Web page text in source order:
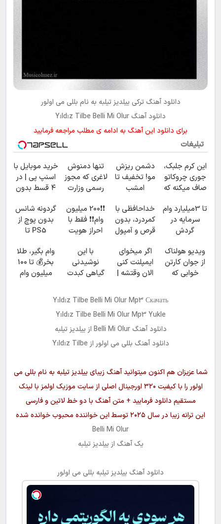
دانلود آهنگ ترکی ییلدیز تیلبه به نام بللی می اولور
دانلود آهنگ Yıldız Tilbe Belli Mi Olur
برای دانلود این آهنگ به ادامه ی مطلب مراجعه فرمایید
تبلیغات
این کرم جلبک،
جوری چروکاتو
صاف میکنه که
کردی!(تخفیف
ویژه)
دشمن ریزش
مو! تخفیف تا
امشب
تنها دمنوش
لاغری که مجوز
رسمی وزارت
خرید موبایل با
اسنپ پی | در
۴ قسط بدون
تا 3میلیارد وام
سرمایه در
گردش
فروشگاهت رو
ثبت کن
خداحافظی با
کمردرد، بدون
قرص و آمپول
❗❗200 میلیون
وام❗❗ فقط با
احراز هویت
گردونه شانس
بدون پوچ از
PS5 تا
کوین 🔥
ویدیو هولناک
از جوان کارتن
خوابی که
اگر میخوای
ایمپلنت کنی
الان وقتشه |
میلیون
تومان!!!
با این
نوشیدنی
گیاهی کبدت
پرقدرته55%تخفیف
وام بگیر، طلا
بخر💰 تا 100
میلیون وام
Yıldız Tilbe Belli Mi Olur Mp3 Скачать
Yıldız Tilbe Belli Mi Olur Mp3 Yukle
دانلود آهنگ Belli Mi Olur از ییلدیز تیلبه
دانلود آهنگ بللی می اولور از Yıldız Tilbe
شما عزیزان هم اکنون میتوانید آهنگ زیبای ییلدیز تیلبه به نام بللی می
اولور
را با کیفیت ۳۲۰ اورجینال اصلی از سایت موزیک اولمز با لینک
مستقیم دانلود فرمایید + متن آهنگ با دو خط لاتین و فارسی
این ترانه زیبا در سال ۲۰۲۵ توسط این خواننده محبوب خوانده شده
Belli Mi Olur
یک آهنگ از ییلدیز تیلبه
دانلود آهنگ ییلدیز تیلبه بللی می اولور